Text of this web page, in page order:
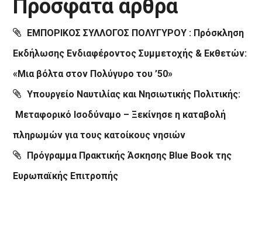
Πρόσφατα άρθρα
ΕΜΠΟΡΙΚΟΣ ΣΥΛΛΟΓΟΣ ΠΟΛΥΓΥΡΟΥ : Πρόσκληση
Εκδήλωσης Ενδιαφέροντος Συμμετοχής & Εκθετών:
«Μια βόλτα στον Πολύγυρο του ’50»
Υπουργείο Ναυτιλίας και Νησιωτικής Πολιτικής:
Μεταφορικό Ισοδύναμο – Ξεκίνησε η καταβολή
πληρωμών για τους κατοίκους νησιών
Πρόγραμμα Πρακτικής Άσκησης Blue Book της
Ευρωπαϊκής Επιτροπής